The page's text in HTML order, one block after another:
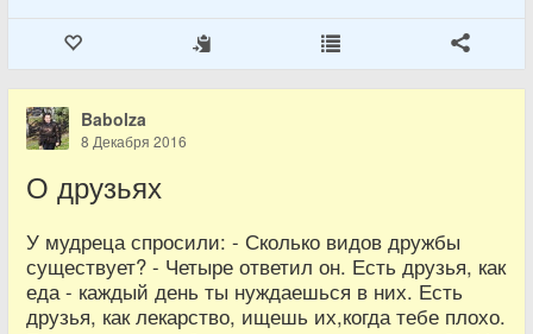
Babolza
8 Декабря 2016
О друзьях
У мудреца спросили: - Сколько видов дружбы
существует? - Четыре ответил он. Есть друзья, как
еда - каждый день ты нуждаешься в них. Есть
друзья, как лекарство, ищешь их,когда тебе плохо.